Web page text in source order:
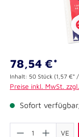
78,54 €*
Inhalt: 50 Stück (1,57 €*
Preise inkl. MwSt.
Sofort
VE